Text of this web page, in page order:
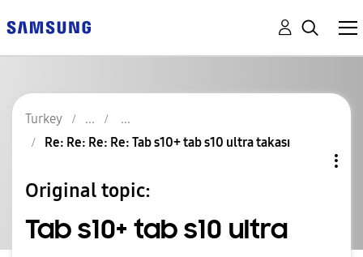
Turkey
Re: Re: Re: Re: Tab s10+ tab s10 ultra takası
Original topic:
Tab s10+ tab s10 ultra